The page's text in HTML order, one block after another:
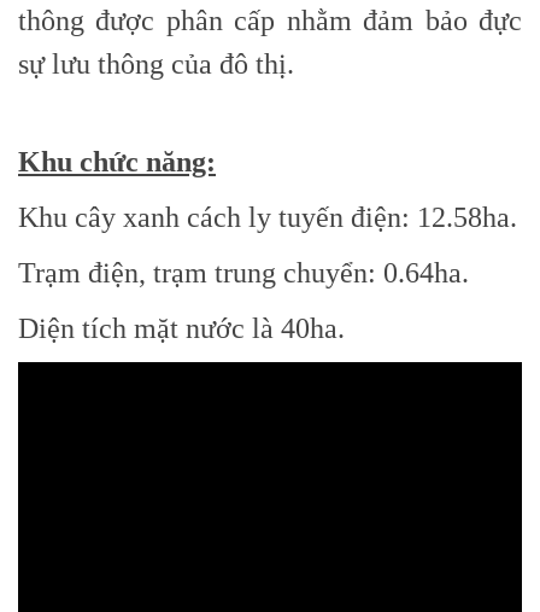
thông được phân cấp nhằm đảm bảo đực
sự lưu thông của đô thị.
Khu chức năng:
Khu cây xanh cách ly tuyến điện: 12.58ha.
Trạm điện, trạm trung chuyển: 0.64ha.
Diện tích mặt nước là 40ha.